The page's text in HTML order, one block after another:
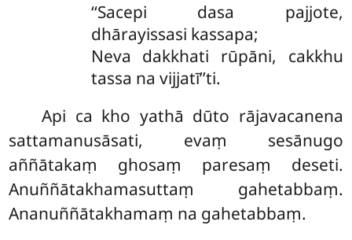
‘‘Sacepi dasa pajjote,
dhārayissasi kassapa;
Neva dakkhati rūpāni, cakkhu
tassa na vijjatī’’ti.
Api ca kho yathā dūto rājavacanena
sattamanusāsati, evaṃ sesānugo
aññātakaṃ ghosaṃ paresaṃ deseti.
Anuññātakhamasuttaṃ gahetabbaṃ.
Ananuññātakhamaṃ na gahetabbaṃ.